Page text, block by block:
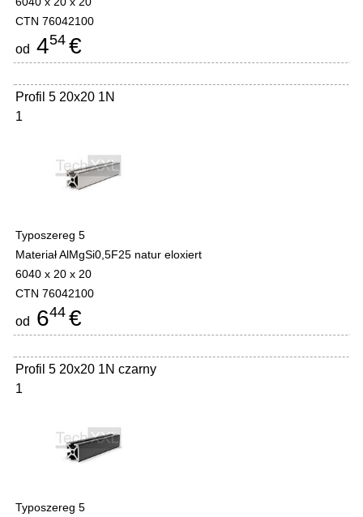
CTN 76042100
od 454 €
Profil 5 20x20 1N
1
Typoszereg 5
Materiał AlMgSi0,5F25 natur eloxiert
6040 x 20 x 20
CTN 76042100
od 644 €
Profil 5 20x20 1N czarny
1
Typoszereg 5